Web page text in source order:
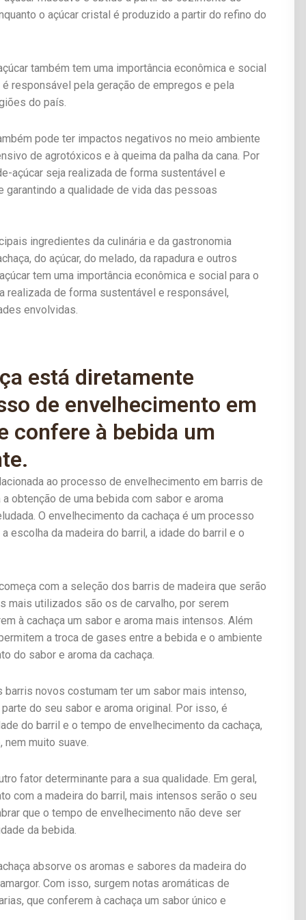
o açúcar cristal é produzido a partir do refino do
também tem uma importância econômica e social
responsável pela geração de empregos e pela
do país.
pode ter impactos negativos no meio ambiente
de agrotóxicos e à queima da palha da cana. Por
açúcar seja realizada de forma sustentável e
a qualidade de vida das pessoas
ingredientes da culinária e da gastronomia
do açúcar, do melado, da rapadura e outros
tem uma importância econômica e social para o
realizada de forma sustentável e responsável,
envolvidas.
está diretamente
de envelhecimento em
confere à bebida um
ao processo de envelhecimento em barris de
obtenção de uma bebida com sabor e aroma
O envelhecimento da cachaça é um processo
escolha da madeira do barril, a idade do barril e o
com a seleção dos barris de madeira que serão
mais utilizados são os de carvalho, por serem
à cachaça um sabor e aroma mais intensos. Além
a troca de gases entre a bebida e o ambiente
do sabor e aroma da cachaça.
novos costumam ter um sabor mais intenso,
do seu sabor e aroma original. Por isso, é
do barril e o tempo de envelhecimento da cachaça,
nem muito suave.
fator determinante para a sua qualidade. Em geral,
com a madeira do barril, mais intensos serão o seu
que o tempo de envelhecimento não deve ser
da bebida.
absorve os aromas e sabores da madeira do
Com isso, surgem notas aromáticas de
que conferem à cachaça um sabor único e